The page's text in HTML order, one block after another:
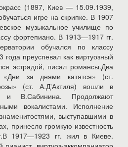
(1897, Киев — 15.09.1939,
игре на скрипке. В 1907
музыкальное училище по
фортепиано. В 1913—1917 гг.
обучался по классу
преуспевал как виртуозный
эстрадой, писал романсы.Два
за днями катятся» (ст.
(ст. А.Д'Актиля) вошли в
и В.Сабинина. Продолжают
вокалистами. Исполнение
выступавшими в
принесло громкую известность
1917—1923 гг. жил в Киеве.